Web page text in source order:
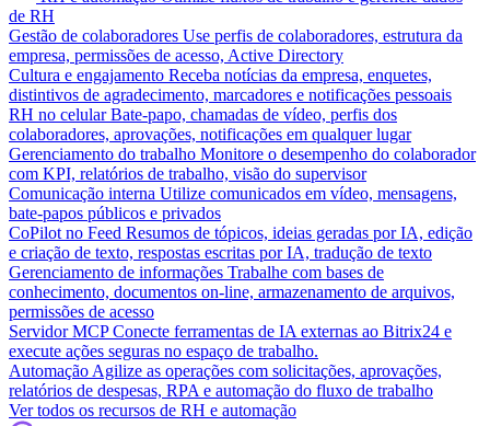
de RH
Gestão de colaboradores Use perfis de colaboradores, estrutura da
empresa, permissões de acesso, Active Directory
Cultura e engajamento Receba notícias da empresa, enquetes,
distintivos de agradecimento, marcadores e notificações pessoais
RH no celular Bate-papo, chamadas de vídeo, perfis dos
colaboradores, aprovações, notificações em qualquer lugar
Gerenciamento do trabalho Monitore o desempenho do colaborador
com KPI, relatórios de trabalho, visão do supervisor
Comunicação interna Utilize comunicados em vídeo, mensagens,
bate-papos públicos e privados
CoPilot no Feed Resumos de tópicos, ideias geradas por IA, edição
e criação de texto, respostas escritas por IA, tradução de texto
Gerenciamento de informações Trabalhe com bases de
conhecimento, documentos on-line, armazenamento de arquivos,
permissões de acesso
Servidor MCP Conecte ferramentas de IA externas ao Bitrix24 e
execute ações seguras no espaço de trabalho.
Automação Agilize as operações com solicitações, aprovações,
relatórios de despesas, RPA e automação do fluxo de trabalho
Ver todos os recursos de RH e automação